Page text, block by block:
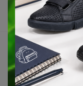
Наша команда
В наличии
Подарочные
Реклама на сайте
Поставщикам